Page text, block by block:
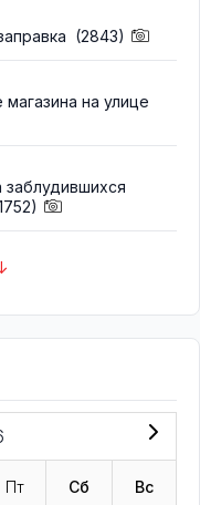
(2843)
на улице
Пт Сб Вс